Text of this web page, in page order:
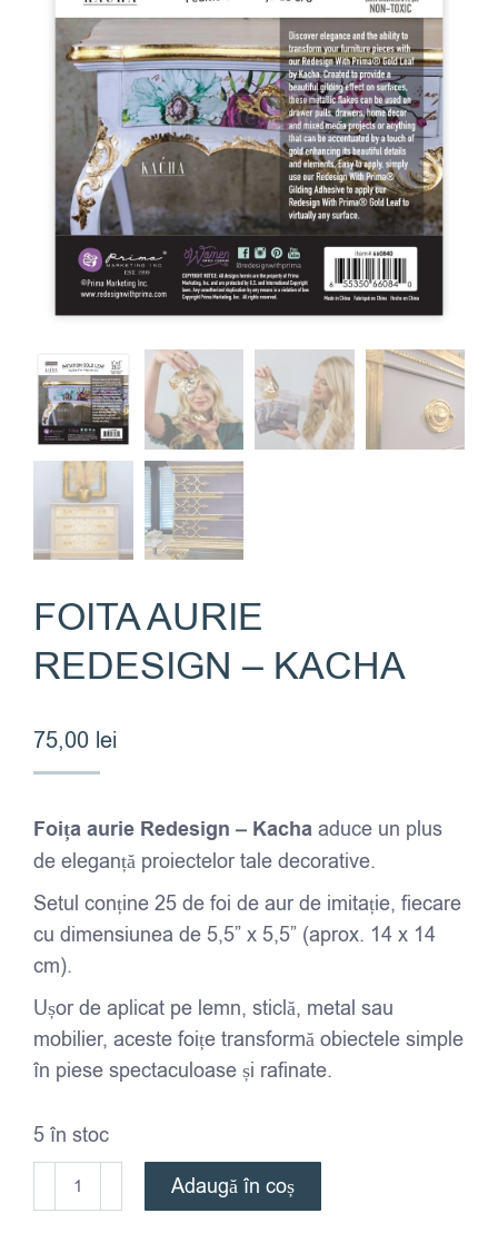
FOITA AURIE
REDESIGN – KACHA
75,00 lei
Foița aurie Redesign – Kacha aduce un plus
de eleganță proiectelor tale decorative.
Setul conține 25 de foi de aur de imitație, fiecare
cu dimensiunea de 5,5” x 5,5” (aprox. 14 x 14
cm).
Ușor de aplicat pe lemn, sticlă, metal sau
mobilier, aceste foițe transformă obiectele simple
în piese spectaculoase și rafinate.
5 în stoc
Cantitate
Foita
Adaugă în coș